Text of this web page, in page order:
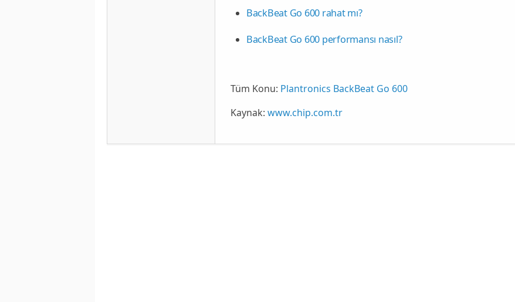
BackBeat Go 600 rahat mı?
BackBeat Go 600 performansı nasıl?
Tüm Konu: Plantronics BackBeat Go 600
Kaynak: www.chip.com.tr